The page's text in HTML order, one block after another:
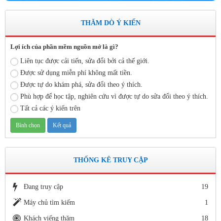
Số 142/ KH-BCĐ ngày 12/6/2020
Kế hoạch tuyển sinh vào các trường MN, TH, THCS năm học
Thời gian đăng: 26/06/2020
1663/SGDĐT- QLT ngày 29/5/202
Hướng dẫn tuyển sinh lớp 1, lớp 6, lớp 10 trong khuôn khổ
Chương trình song ngữ, tăng cường tiếng Pháp năm học 2020-
2021
Thời gian đăng: 26/06/2020
lượt xem: 4187 | lượt tải:757
Số: 05 /KHCM - THVY NGÀY 10/9&
KẾ HOẠCH BỒI DƯỠNG VÀ PHÁT TRIỂN ĐỘI NGŨ NĂM
Số: 03 /KH-THVY ngày 17/9�
KẾ HOẠCH CÔNG TÁC KIỂM TRA NỘI BỘ NĂM HỌC
2019– 2020
THĂM DÒ Ý KIẾN
Lợi ích của phần mềm nguồn mở là gì?
Liên tục được cải tiến, sửa đổi bởi cả thế giới.
Được sử dụng miễn phí không mất tiền.
Được tự do khám phá, sửa đổi theo ý thích.
Phù hợp để học tập, nghiên cứu vì được tự do sửa đổi theo ý thích.
Tất cả các ý kiến trên
THỐNG KÊ TRUY CẬP
Đang truy cập 19
Máy chủ tìm kiếm 1
Khách viếng thăm 18